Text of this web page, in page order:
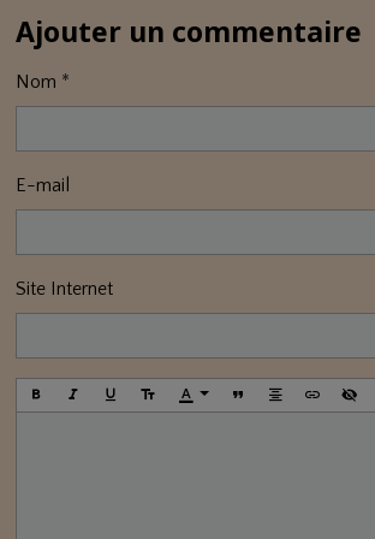
Ajouter un commentaire
Nom
E-mail
Site Internet